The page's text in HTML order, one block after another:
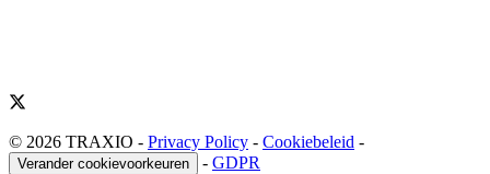
© 2026 TRAXIO - Privacy Policy - Cookiebeleid -
Verander cookievoorkeuren - GDPR